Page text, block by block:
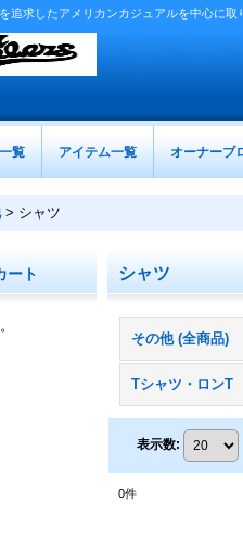
追求したアメリカンカジュアルを中心に取
覧 アイテム一覧 オーナーブ
> シャツ
ート シャツ
その他 (全商品)
Tシャツ・ロンT
表示数:
0件